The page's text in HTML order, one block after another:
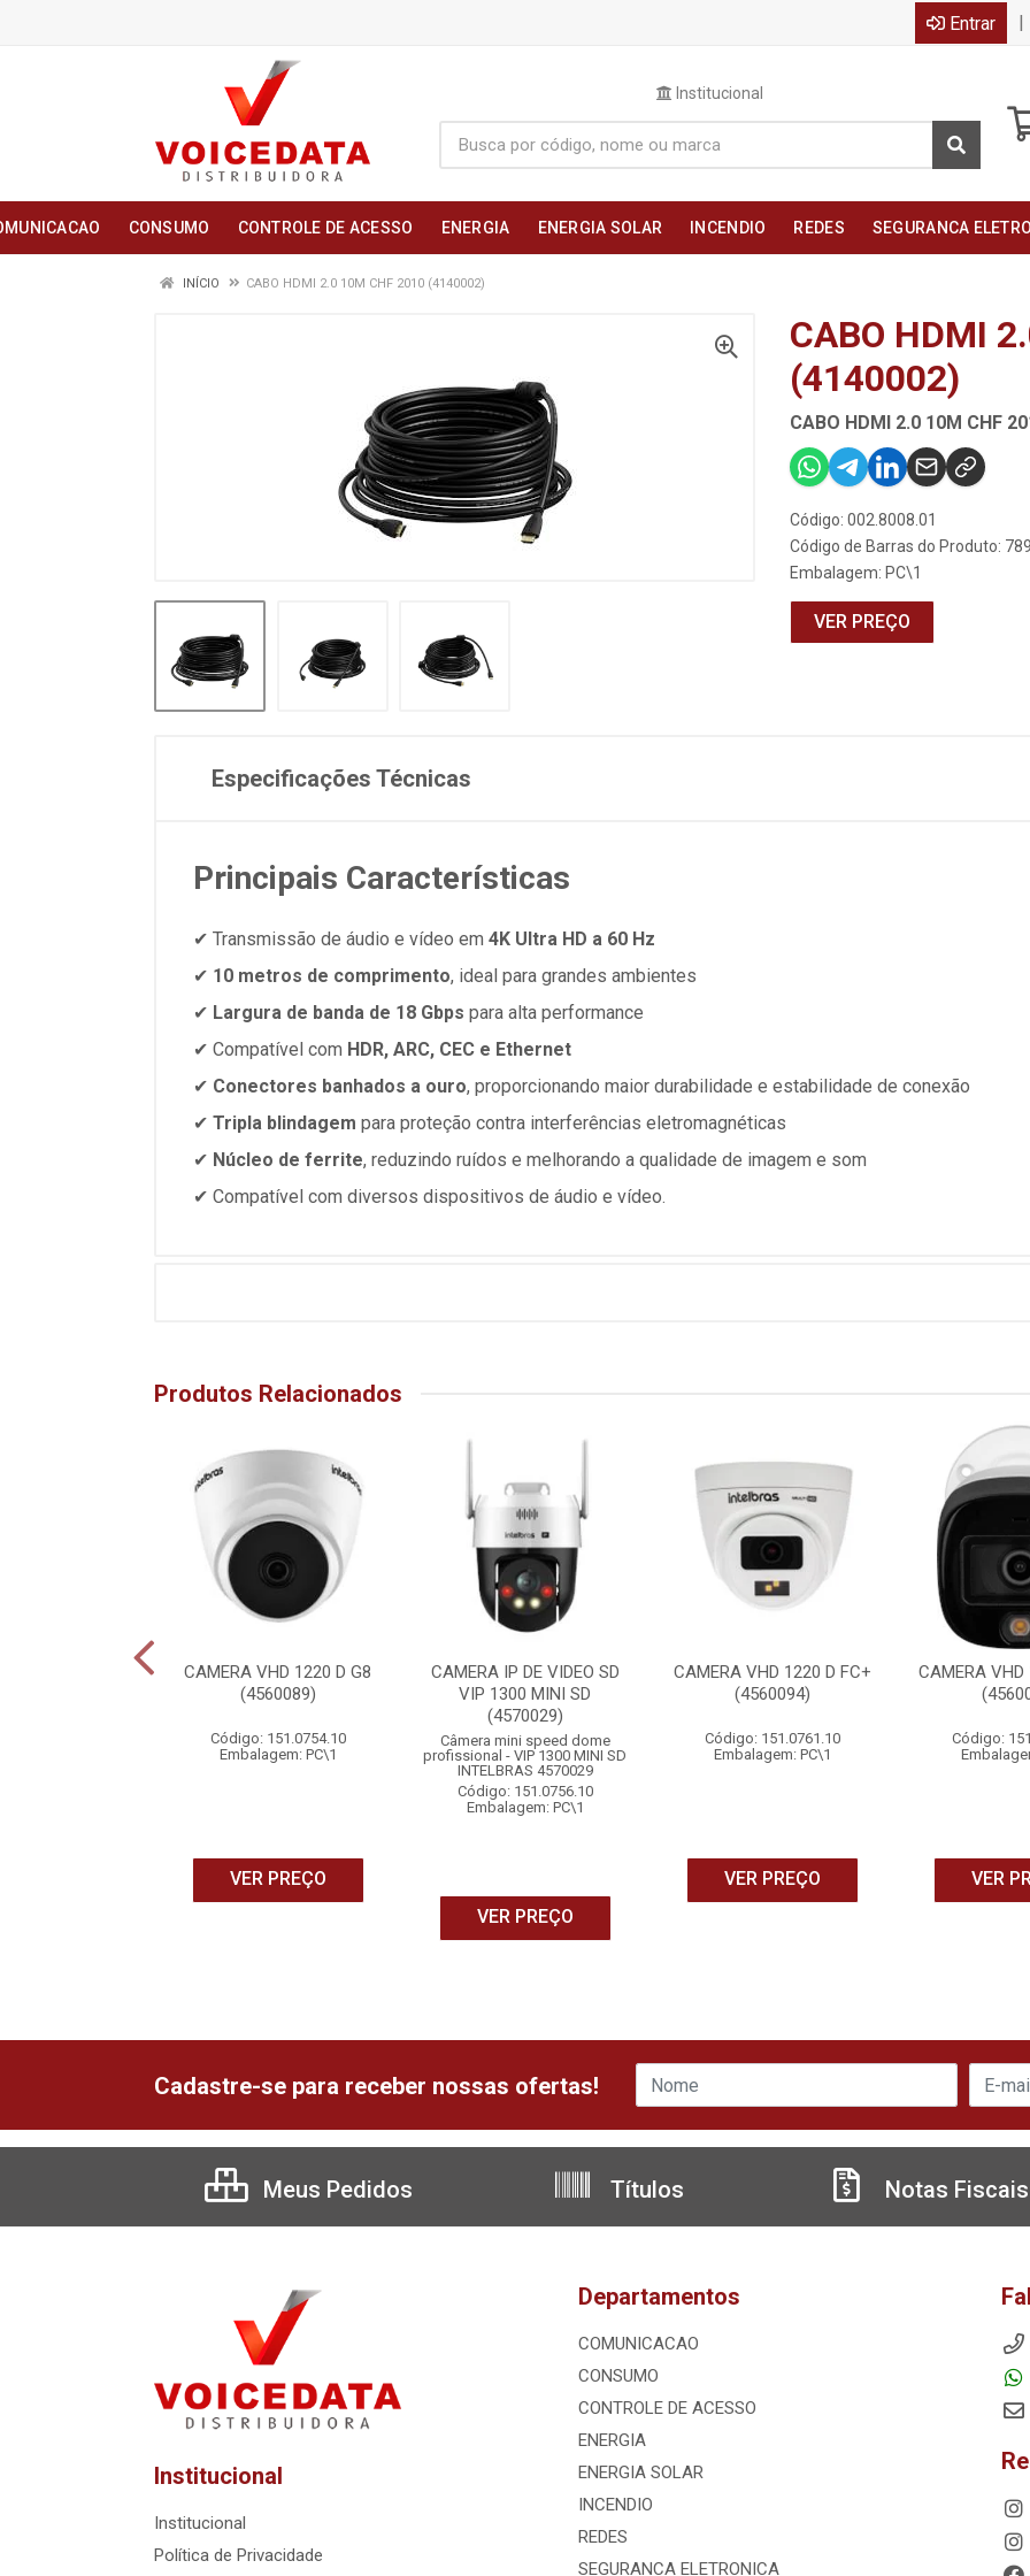
Entrar |
Institucional
CONSUMO CONTROLE DE ACESSO ENERGIA ENERGIA SOLAR INCENDIO REDES SEGURANCA
INÍCIO CABO HDMI 2.0 10M CHF 2010 (4140002)
CABO HDMI
(4140002)
CABO HDMI 2.0 10M CHF
Código: 002.8008.01
Código de Barras do Produto:
Embalagem: PC\1
VER PREÇO
Especificações Técnicas
Principais Características
✔ Transmissão de áudio e vídeo em 4K Ultra HD a 60 Hz
✔ 10 metros de comprimento, ideal para grandes ambientes
✔ Largura de banda de 18 Gbps para alta performance
✔ Compatível com HDR, ARC, CEC e Ethernet
✔ Conectores banhados a ouro, proporcionando maior durabilidade e estabilidade de conexão
✔ Tripla blindagem para proteção contra interferências eletromagnéticas
✔ Núcleo de ferrite, reduzindo ruídos e melhorando a qualidade de imagem e som
✔ Compatível com diversos dispositivos de áudio e vídeo.
Produtos Relacionados
CAMERA VHD 1220 D G8
(4560089)
Código: 151.0754.10
Embalagem: PC\1
VER PREÇO
CAMERA IP DE VIDEO SD
VIP 1300 MINI SD
(4570029)
Câmera mini speed dome
profissional - VIP 1300 MINI SD
INTELBRAS 4570029
Código: 151.0756.10
Embalagem: PC\1
VER PREÇO
CAMERA VHD 1220 D FC+
(4560094)
Código: 151.0761.10
Embalagem: PC\1
VER PREÇO
CAMERA
Código:
VER
Cadastre-se para receber nossas ofertas!
Meus Pedidos Títulos Notas Fiscais
Institucional
Institucional
Política de Privacidade
Departamentos
COMUNICACAO
CONSUMO
CONTROLE DE ACESSO
ENERGIA
ENERGIA SOLAR
INCENDIO
REDES
SEGURANCA ELETRONICA